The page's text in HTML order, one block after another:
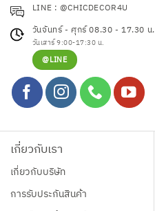
LINE : @CHICDECOR4U
วันจันทร์ - ศุกร์ 08.30 - 17.30 น.
วันเสาร์ 9:00-17:30 น.
@LINE
เกี่ยวกับเรา
เกี่ยวกับบริษัท
การรับประกันสินค้า